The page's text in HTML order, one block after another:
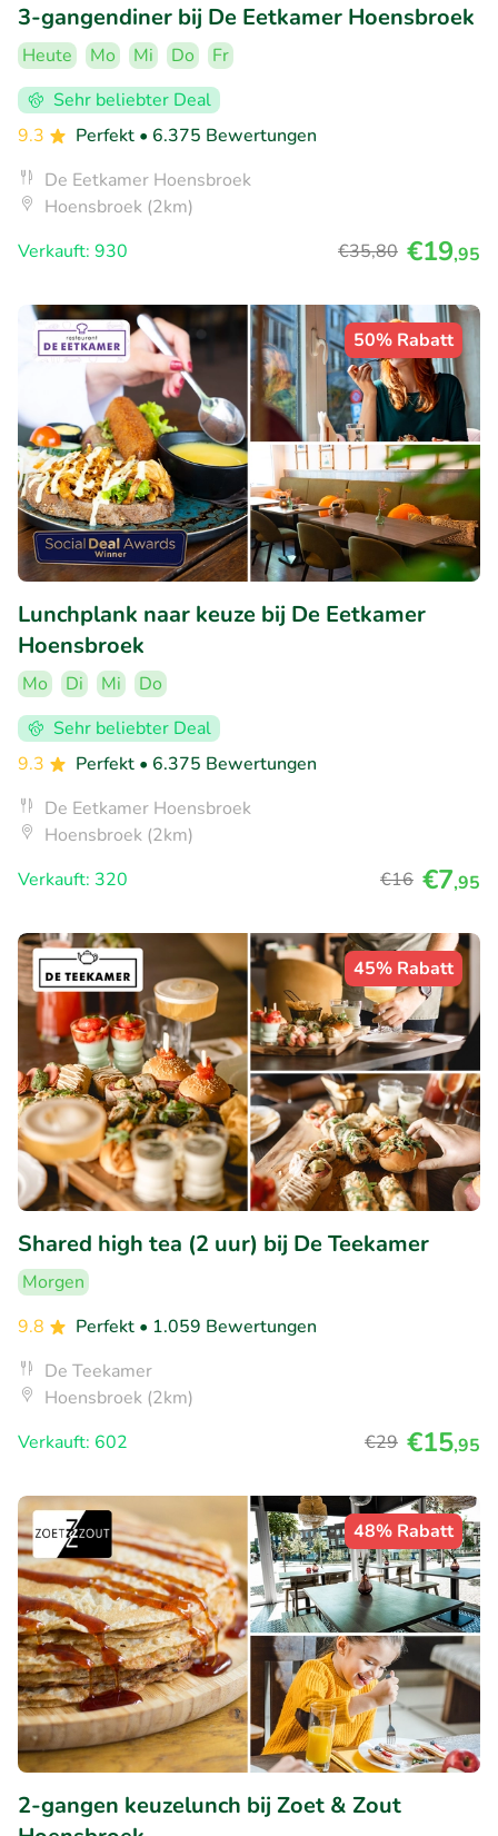
3-gangendiner bij De Eetkamer Hoensbroek
Heute Mo Mi Do
Fr
Sehr beliebter Deal
9.3
Perfekt • 6.375 Bewertungen
De Eetkamer Hoensbroek
Hoensbroek (2km)
Verkauft: 930
€35,80 €19,95
50% Rabatt
Lunchplank naar keuze bij De Eetkamer
Hoensbroek
Mo Di Mi
Do
Sehr beliebter Deal
9.3
Perfekt • 6.375 Bewertungen
De Eetkamer Hoensbroek
Hoensbroek (2km)
Verkauft: 320
€16 €7,95
45% Rabatt
Shared high tea (2 uur) bij De Teekamer
Morgen
9.8
Perfekt • 1.059 Bewertungen
De Teekamer
Hoensbroek (2km)
Verkauft: 602
€29 €15,95
48% Rabatt
2-gangen keuzelunch bij Zoet & Zout